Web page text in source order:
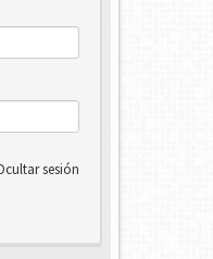
sesión